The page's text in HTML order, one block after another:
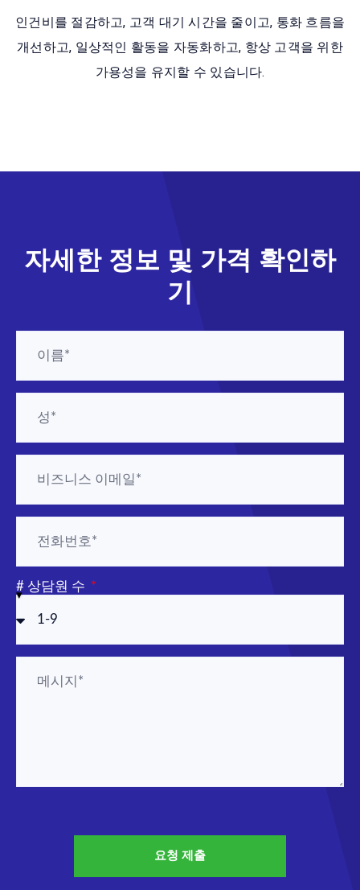
인건비를 절감하고, 고객 대기 시간을 줄이고, 통화 흐름을
개선하고, 일상적인 활동을 자동화하고, 항상 고객을 위한
가용성을 유지할 수 있습니다.
자세한 정보 및 가격 확인하
기
# 상담원 수
요청 제출